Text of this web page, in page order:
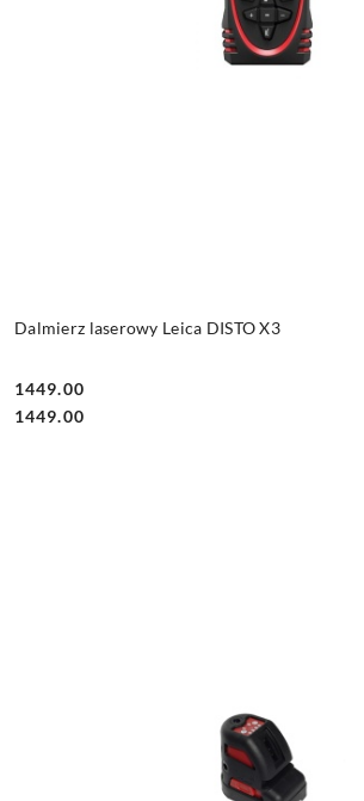
Dalmierz laserowy Leica DISTO X3
Cena:
1449.00
Cena:
1449.00